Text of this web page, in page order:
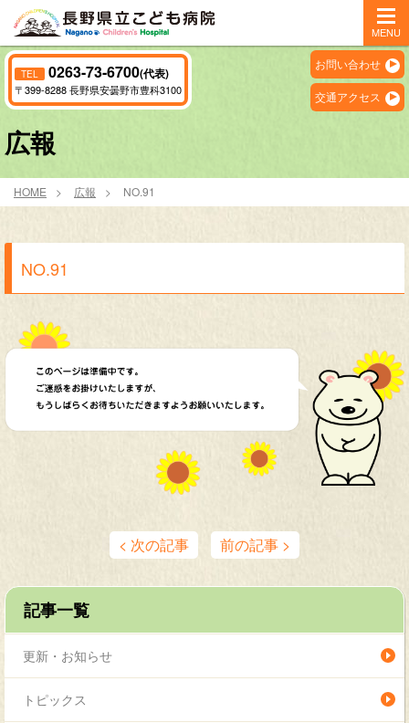
MENU
TEL 0263-73-6700(代表)
〒399-8288 長野県安曇野市豊科3100
お問い合わせ
交通アクセス
広報
HOME 広報 NO.91
NO.91
< 次の記事 前の記事 >
記事一覧
更新・お知らせ
トピックス